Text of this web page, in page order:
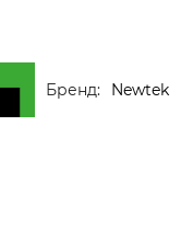
Бренд: Newtek